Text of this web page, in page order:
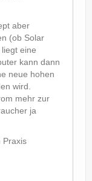
aber
(ob Solar
eine
kann dann
neue hohen
wird.
mehr zur
ja
Praxis